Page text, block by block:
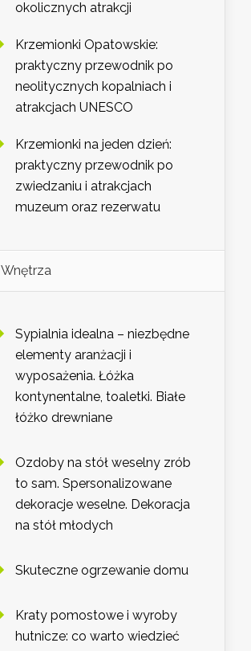
okolicznych atrakcji
Krzemionki Opatowskie:
praktyczny przewodnik po
neolitycznych kopalniach i
atrakcjach UNESCO
Krzemionki na jeden dzień:
praktyczny przewodnik po
zwiedzaniu i atrakcjach
muzeum oraz rezerwatu
Wnętrza
Sypialnia idealna – niezbędne
elementy aranżacji i
wyposażenia. Łóżka
kontynentalne, toaletki. Białe
łóżko drewniane
Ozdoby na stół weselny zrób
to sam. Spersonalizowane
dekoracje weselne. Dekoracja
na stół młodych
Skuteczne ogrzewanie domu
Kraty pomostowe i wyroby
hutnicze: co warto wiedzieć